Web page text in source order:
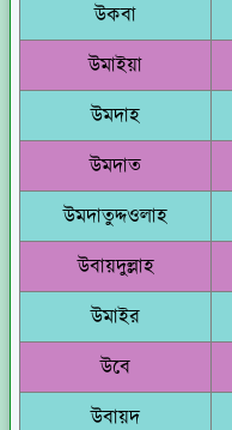
উকবা
উমাইয়া
উমদাহ
উমদাত
উমদাতুদ্দওলাহ
উবায়দুল্লাহ
উমাইর
উবে
উবায়দ